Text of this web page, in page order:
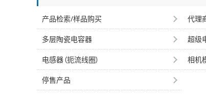
产品检索/样品购买 代理
多层陶瓷电容器 超级
电感器（扼流线圈） 相机
停售产品